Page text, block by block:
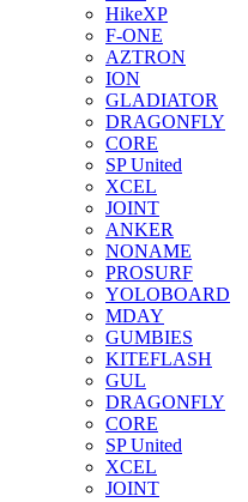
HikeXP
F-ONE
AZTRON
ION
GLADIATOR
DRAGONFLY
CORE
SP United
XCEL
JOINT
ANKER
NONAME
PROSURF
YOLOBOARD
MDAY
GUMBIES
KITEFLASH
GUL
DRAGONFLY
CORE
SP United
XCEL
JOINT